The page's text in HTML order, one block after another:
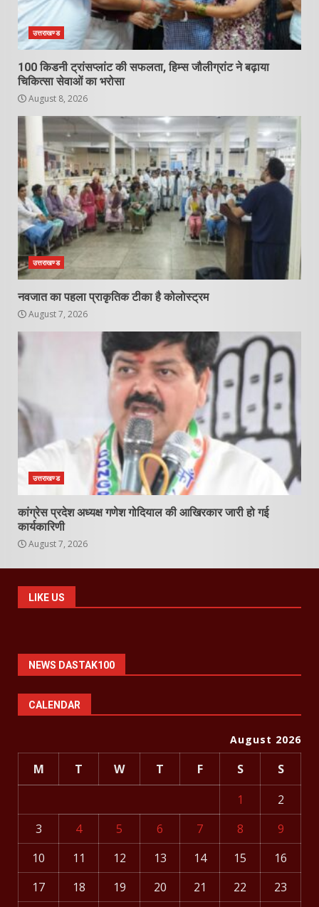
उत्तराखण्ड
100 किडनी ट्रांसप्लांट की सफलता, हिम्स जौलीग्रांट ने बढ़ाया
चिकित्सा सेवाओं का भरोसा
August 8, 2026
उत्तराखण्ड
नवजात का पहला प्राकृतिक टीका है कोलोस्ट्रम
August 7, 2026
उत्तराखण्ड
कांग्रेस प्रदेश अध्यक्ष गणेश गोदियाल की आखिरकार जारी हो गई
कार्यकारिणी
August 7, 2026
LIKE US
NEWS DASTAK100
CALENDAR
August 2026
M T W T F S
S
1
2
3
4 5 6 7 8
9
10
11 12 13 14 15
16
17
18 19 20 21 22 23